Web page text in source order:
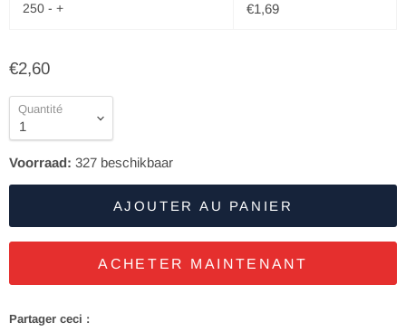
250 - + €1,69
€2,60
Quantité
Voorraad: 327 beschikbaar
AJOUTER AU PANIER
ACHETER MAINTENANT
Partager ceci :